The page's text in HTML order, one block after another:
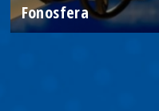
Fonosfera